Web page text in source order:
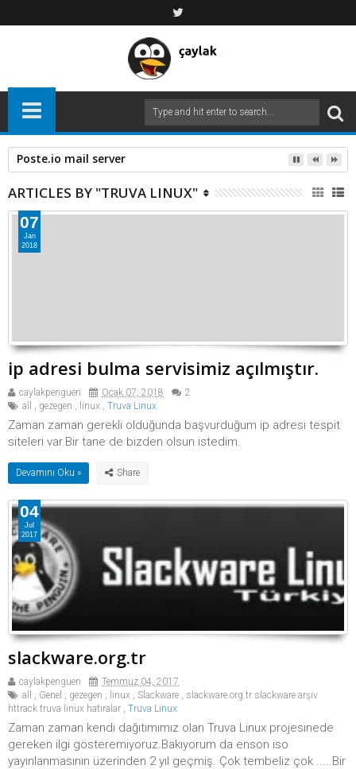
Ubuntu Linux da disk bölümü eklemek
ARTICLES BY "TRUVA LINUX"
ip adresi bulma servisimiz açılmıştır.
caylakpenguen Ocak 07, 2018
2
all
, gezegen , linux , Truva Linux
Zaman zaman gerekli olduğunda başvurduğum ip adresi tespit
siteleri var.Bir tane de bizden olsun istedim.
Devamını Oku »
07
Jan
2018
slackware.org.tr
caylakpenguen
Temmuz 04, 2017
all
, Genel , gezegen , linux , Slackware , slackware.org.tr slackware arşiv
httrack truva linux hatıralar , Truva Linux
Zaman zaman kendi dağıtımımız olan Truva Linux projesinede
gereken ilgi gösteremiyoruz.Bakıyorum da enson iso
yayınlanmasının üzerinden 2 yıl geçmiş. Çok tembeliz çok .....Bir
04
Jul
2017